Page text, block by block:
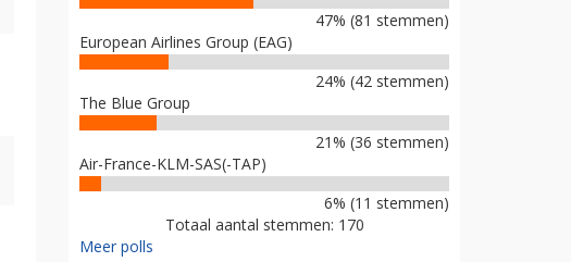
47% (81 stemmen)
European Airlines Group (EAG)
24% (42 stemmen)
The Blue Group
21% (36 stemmen)
Air-France-KLM-SAS(-TAP)
6% (11 stemmen)
Totaal aantal stemmen: 170
Meer polls